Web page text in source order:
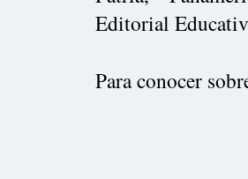
Editorial
Para conocer